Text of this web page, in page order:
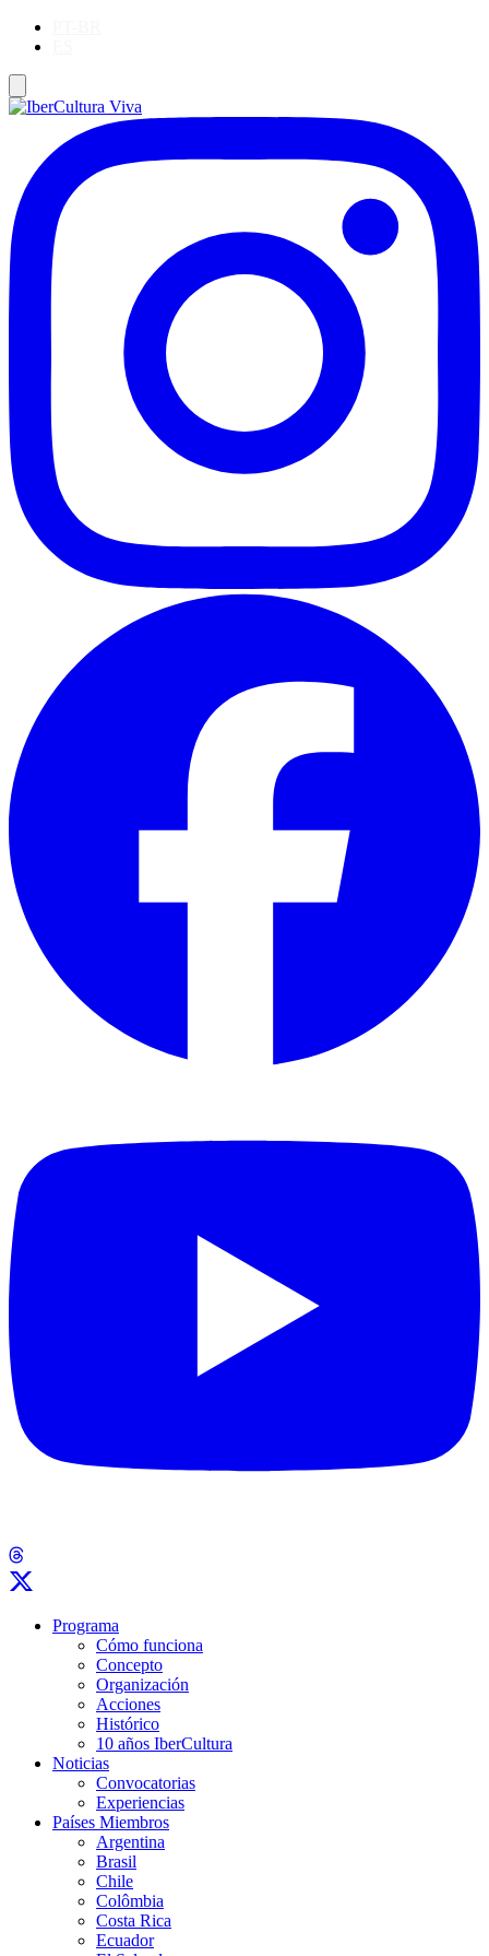
Programa
Cómo funciona
Concepto
Organización
Acciones
Histórico
10 años IberCultura
Noticias
Convocatorias
Experiencias
Países Miembros
Argentina
Brasil
Chile
Colômbia
Costa Rica
Ecuador